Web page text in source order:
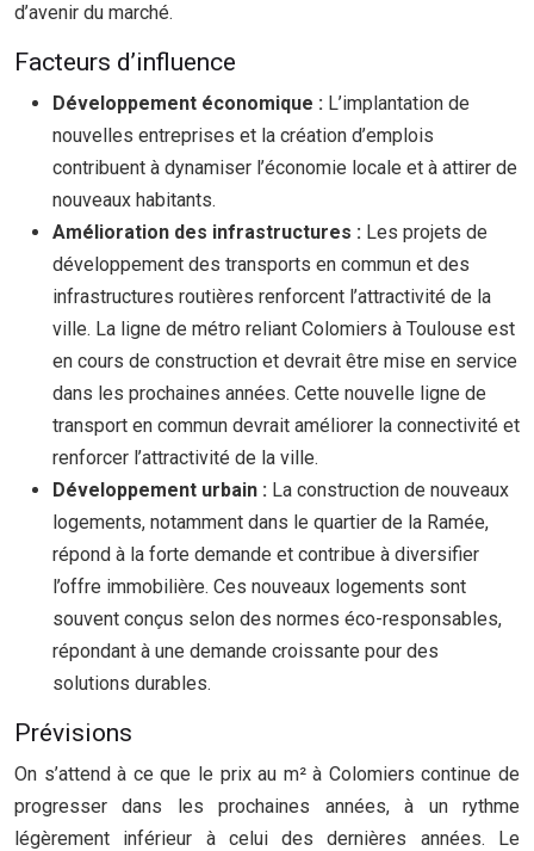
d’avenir du marché.
Facteurs d’influence
Développement économique : L’implantation de
nouvelles entreprises et la création d’emplois
contribuent à dynamiser l’économie locale et à attirer de
nouveaux habitants.
Amélioration des infrastructures : Les projets de
développement des transports en commun et des
infrastructures routières renforcent l’attractivité de la
ville. La ligne de métro reliant Colomiers à Toulouse est
en cours de construction et devrait être mise en service
dans les prochaines années. Cette nouvelle ligne de
transport en commun devrait améliorer la connectivité et
renforcer l’attractivité de la ville.
Développement urbain : La construction de nouveaux
logements, notamment dans le quartier de la Ramée,
répond à la forte demande et contribue à diversifier
l’offre immobilière. Ces nouveaux logements sont
souvent conçus selon des normes éco-responsables,
répondant à une demande croissante pour des
solutions durables.
Prévisions
On s’attend à ce que le prix au m² à Colomiers continue de
progresser dans les prochaines années, à un rythme
légèrement inférieur à celui des dernières années. Le